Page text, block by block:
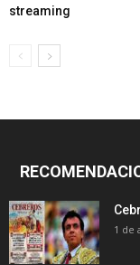
streaming
1 de